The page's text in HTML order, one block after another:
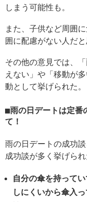
しまう可能性も。
また、子供など周囲
囲に配慮がない人だ
その他の意見では、
えない」や「移動が
動として挙げられた。
雨の日デートは定番
て！
雨の日デートの成功
成功談が多く挙げられ
自分の傘を持って
しにくいから傘入